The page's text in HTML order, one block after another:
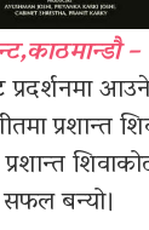
–
सफल बन्यो।